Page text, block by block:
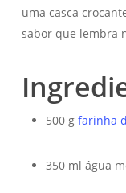
uma casca
sabor que lembra
500 g farinha
350 ml água